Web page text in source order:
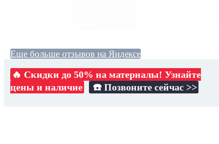
Еще больше отзывов на Яндексе
🔥 Скидки до 50% на материалы! Узнайте
цены и наличие
☎️ Позвоните сейчас >>